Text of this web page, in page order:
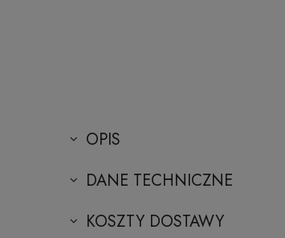
OPIS
DANE TECHNICZNE
KOSZTY DOSTAWY